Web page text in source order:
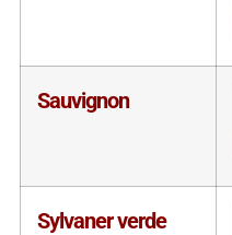
Sauvignon
Sylvaner verde